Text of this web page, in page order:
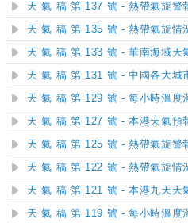
天 氣 稿 第 137 號 - 熱帶氣旋警
天 氣 稿 第 135 號 - 熱帶氣旋情
天 氣 稿 第 133 號 - 華南海域天
天 氣 稿 第 131 號 - 中國各大城
天 氣 稿 第 129 號 - 每小時溫度
天 氣 稿 第 127 號 - 本港天氣預
天 氣 稿 第 125 號 - 熱帶氣旋警
天 氣 稿 第 122 號 - 熱帶氣旋情
天 氣 稿 第 121 號 - 本港九天天
天 氣 稿 第 119 號 - 每小時溫度